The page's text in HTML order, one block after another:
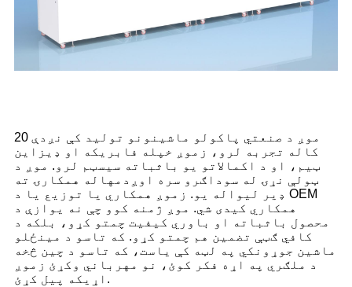
موږ د صنعتي پاکولو ماشینونو تولید کې نږدې 20
کاله تجربه لرو، زموږ خپله فابریکه او ډیزاین
ټیم، او د اکمالاتو یو باثباته سیسټم لرو. موږ د
ټولې نړۍ له سوداګرو سره اوږدمهاله همکارۍ ته
ډیر لیواله یو. زموږ همکاري یا توزیع یا د OEM
همکاري کیدی شي. موږ ژمنه کوو چې نه یوازې د
محصول باثباته او باوري کیفیت چمتو کړو، بلکه د
کافي ګټې تضمین هم چمتو کړو. که تاسو د مینځلو
ماشین جوړونکي په لټه کې یاست، که تاسو د چین څخه
د ملګري په اړه فکر کوئ، نو مهرباني وکړئ زموږ
اړیکه پیل کړئ.